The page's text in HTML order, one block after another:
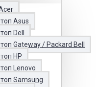
Asus
Dell
Gateway / Packard Bell
HP
Lenovo
Samsung